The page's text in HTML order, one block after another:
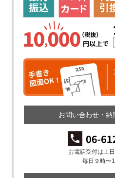
お問い合わせ・納
お電話受付は土
毎日９時〜